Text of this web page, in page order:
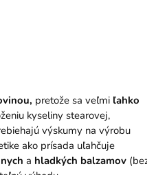
pretože sa veľmi ľahko
kyseliny stearovej,
výskumy na výrobu
ako prísada uľahčuje
a hladkých balzamov (bez